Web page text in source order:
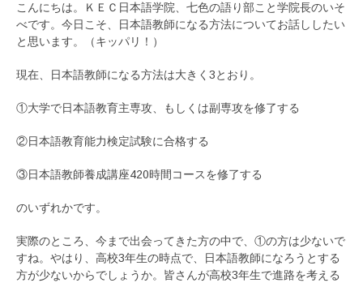
こんにちは。ＫＥＣ日本語学院、七色の語り部こと学院長のいそ
べです。今日こそ、日本語教師になる方法についてお話ししたい
と思います。（キッパリ！）
現在、日本語教師になる方法は大きく3とおり。
①大学で日本語教育主専攻、もしくは副専攻を修了する
②日本語教育能力検定試験に合格する
③日本語教師養成講座420時間コースを修了する
のいずれかです。
実際のところ、今まで出会ってきた方の中で、①の方は少ないで
すね。やはり、高校3年生の時点で、日本語教師になろうとする
方が少ないからでしょうか。皆さんが高校3年生で進路を考える